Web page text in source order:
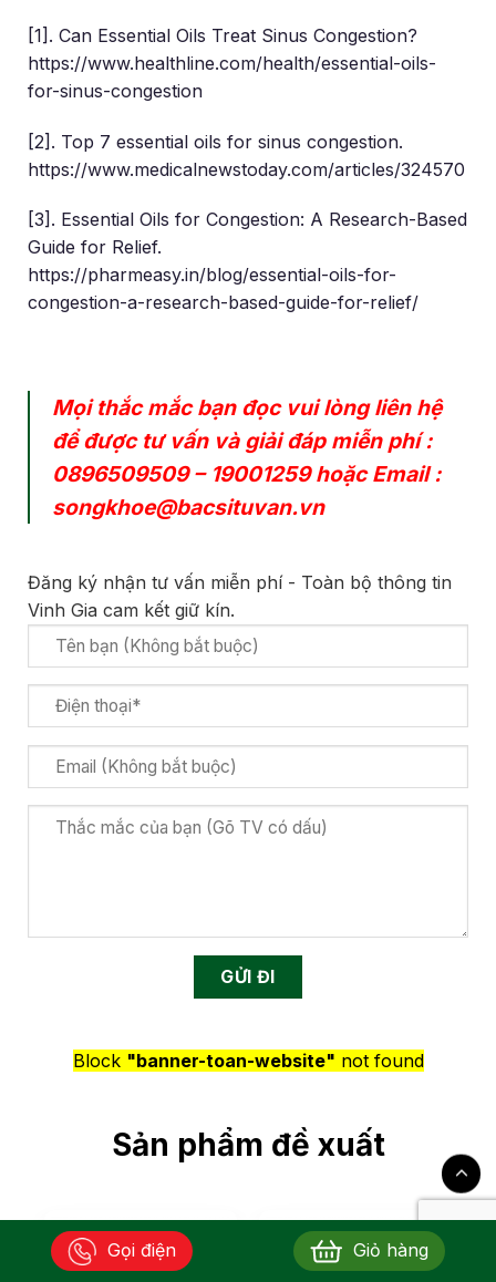
[1]. Can Essential Oils Treat Sinus Congestion?
https://www.healthline.com/health/essential-oils-
for-sinus-congestion
[2]. Top 7 essential oils for sinus congestion.
https://www.medicalnewstoday.com/articles/324570
[3]. Essential Oils for Congestion: A Research-Based
Guide for Relief.
https://pharmeasy.in/blog/essential-oils-for-
congestion-a-research-based-guide-for-relief/
Mọi thắc mắc bạn đọc vui lòng liên hệ
để được tư vấn và giải đáp miễn phí :
0896509509– 19001259hoặc Email :
songkhoe@bacsituvan.vn
Đăng ký nhận tư vấn miễn phí - Toàn bộ thông tin
Vinh Gia cam kết giữ kín.
Block "banner-toan-website" not found
Sản phẩm đề xuất
Gọi điện Giỏ hàng